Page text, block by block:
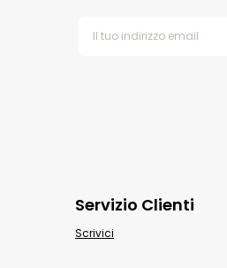
Servizio Clienti
Scrivici